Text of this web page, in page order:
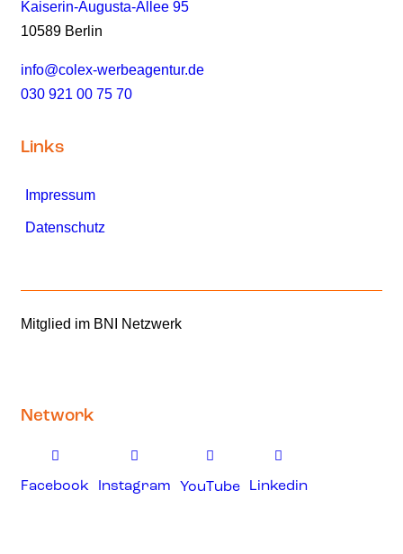
Kaiserin-Augusta-Allee 95
10589 Berlin
info@colex-werbeagentur.de
030 921 00 75 70
Links
Impressum
Datenschutz
Mitglied im BNI Netzwerk
Network
Facebook Instagram YouTube Linkedin